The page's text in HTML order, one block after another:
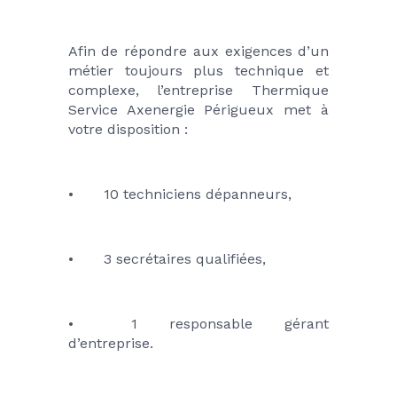
Afin de répondre aux exigences d’un
métier toujours plus technique et
complexe, l’entreprise Thermique
Service Axenergie Périgueux met à
votre disposition :
•	10 techniciens dépanneurs,
•	3 secrétaires qualifiées,
•	1 responsable gérant
d’entreprise.